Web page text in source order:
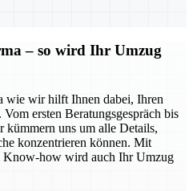
– so wird Ihr Umzug
wie wir hilft Ihnen dabei, Ihren
ersten Beratungsgespräch bis
uns um alle Details,
konzentrieren können. Mit
Know-how wird auch Ihr Umzug